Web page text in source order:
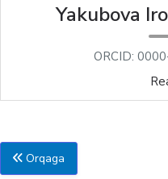
Yakubova
ORCID:
Orqaga